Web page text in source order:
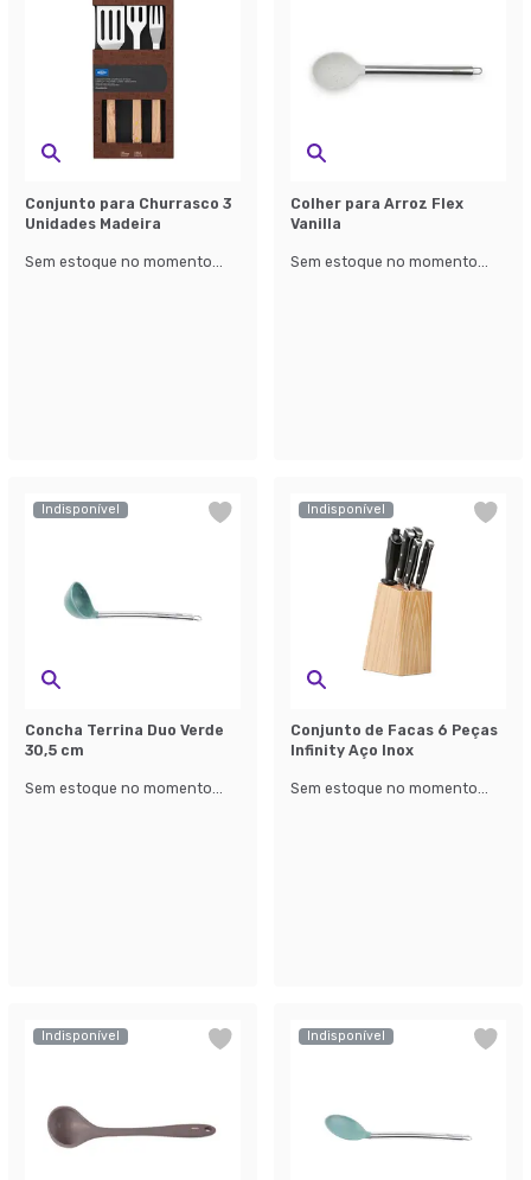
Conjunto para Churrasco 3
Unidades Madeira
Sem estoque no momento...
Colher para Arroz Flex
Vanilla
Sem estoque no momento...
Indisponível
Concha Terrina Duo Verde
30,5 cm
Sem estoque no momento...
Indisponível
Conjunto de Facas 6 Peças
Infinity Aço Inox
Sem estoque no momento...
Indisponível Indisponível